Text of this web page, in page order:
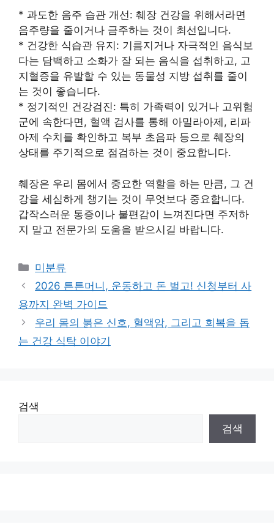
* 과도한 음주 습관 개선: 췌장 건강을 위해서라면
음주량을 줄이거나 금주하는 것이 최선입니다.
* 건강한 식습관 유지: 기름지거나 자극적인 음식보
다는 담백하고 소화가 잘 되는 음식을 섭취하고, 고
지혈증을 유발할 수 있는 동물성 지방 섭취를 줄이
는 것이 좋습니다.
* 정기적인 건강검진: 특히 가족력이 있거나 고위험
군에 속한다면, 혈액 검사를 통해 아밀라아제, 리파
아제 수치를 확인하고 복부 초음파 등으로 췌장의
상태를 주기적으로 점검하는 것이 중요합니다.
췌장은 우리 몸에서 중요한 역할을 하는 만큼, 그 건
강을 세심하게 챙기는 것이 무엇보다 중요합니다.
갑작스러운 통증이나 불편감이 느껴진다면 주저하
지 말고 전문가의 도움을 받으시길 바랍니다.
Categories
미분류
2026 튼튼머니, 운동하고 돈 벌고! 신청부터 사
용까지 완벽 가이드
우리 몸의 붉은 신호, 혈액암, 그리고 회복을 돕
는 건강 식탁 이야기
검색
검색